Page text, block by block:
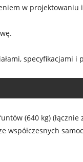
w projektowaniu
specyfikacjami i
(640 kg) (łącznie
współczesnych